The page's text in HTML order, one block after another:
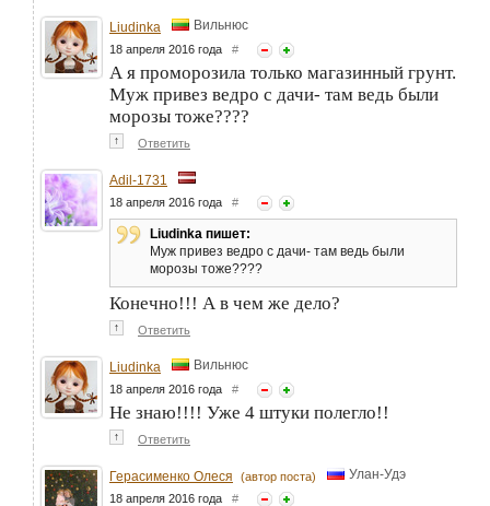
Liudinka Вильнюс
18 апреля 2016 года #
А я проморозила только магазинный грунт.
Муж привез ведро с дачи- там ведь были
морозы тоже????
↑ Ответить
Adil-1731
18 апреля 2016 года #
Liudinka пишет:
Муж привез ведро с дачи- там ведь были
морозы тоже????
Конечно!!! А в чем же дело?
↑ Ответить
Liudinka Вильнюс
18 апреля 2016 года #
Не знаю!!!! Уже 4 штуки полегло!!
↑ Ответить
Герасименко Олеся (автор поста) Улан-Удэ
18 апреля 2016 года #